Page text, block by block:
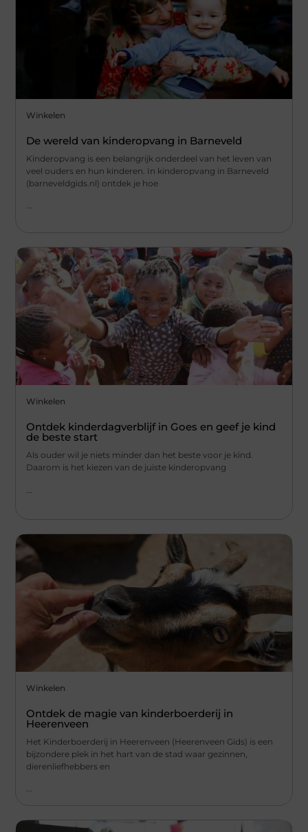
Winkelen
De wereld van kinderopvang in Barneveld
Kinderopvang is een belangrijk onderdeel van het leven van
veel ouders en hun kinderen. In kinderopvang in Barneveld
(barneveldgids.nl) ontdek je hoe
...
Winkelen
Ontdek kinderdagverblijf in Goes en geef je kind
de beste start
Als ouder wil je niets minder dan het beste voor je kind.
Daarom is het kiezen van de juiste kinderopvang
Winkelen
Ontdek de magie van kinderboerderij in
Heerenveen
Het Kinderboerderij in Heerenveen (Heerenveen Gids) is een
bijzondere plek in het hart van de stad waar gezinnen,
dierenliefhebbers en
...